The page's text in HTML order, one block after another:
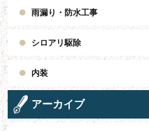
雨漏り・防水工事
シロアリ駆除
内装
アーカイブ